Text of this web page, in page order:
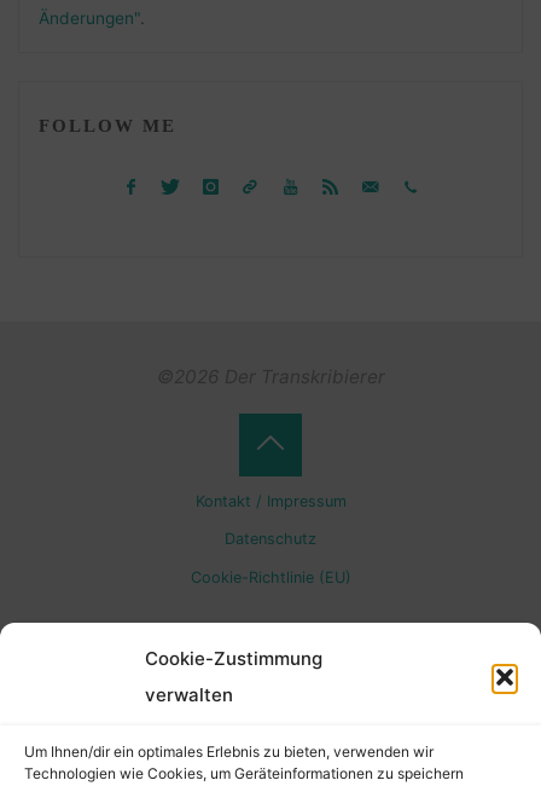
Cookie-Zustimmung
verwalten
Um Ihnen/dir ein optimales Erlebnis zu bieten, verwenden wir
Technologien wie Cookies, um Geräteinformationen zu speichern
Änderungen".
FOLLOW ME
©2026 Der Transkribierer
Kontakt / Impressum
Datenschutz
Cookie-Richtlinie (EU)
Back
to